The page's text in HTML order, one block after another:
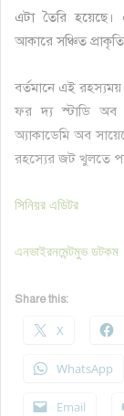
এটা তৈরি
আকারে সঞ্চিত
বর্তমানে এই রহস্যময়
ফর দ্য স্টাডি অব
অ্যাকাডেমি অব
রহস্যের জট খুলতে
সিনিয়র এডিটর
এনভাইরনমেন্টমুভ ডটকম
Share this:
X
WhatsApp
Email